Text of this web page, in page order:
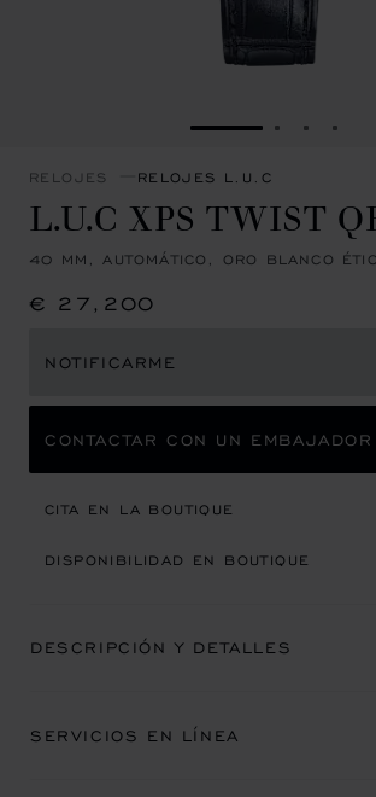
IR A LAIR A LA
IR AIR
RELOJES RELOJES L.U.C
L.U.C XPS TWIST
40 MM, AUTOMÁTICO, ORO BLANCO
€ 27,200
NOTIFICARME
CONTACTAR CON UN EMBAJADOR
CITA EN LA BOUTIQUE
DISPONIBILIDAD EN BOUTIQUE
DESCRIPCIÓN Y DETALLES
SERVICIOS EN LÍNEA